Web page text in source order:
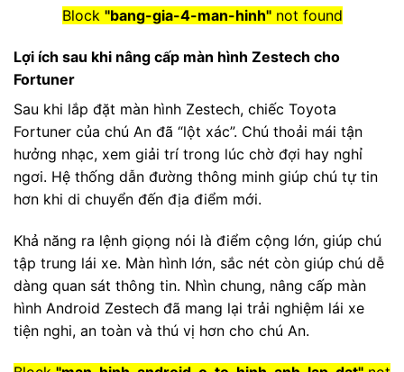
Block "bang-gia-4-man-hinh"not found
Lợi ích sau khi nâng cấp màn hình Zestech cho
Fortuner
Sau khi lắp đặt màn hình Zestech, chiếc Toyota
Fortuner của chú An đã “lột xác”. Chú thoải mái tận
hưởng nhạc, xem giải trí trong lúc chờ đợi hay nghỉ
ngơi. Hệ thống dẫn đường thông minh giúp chú tự tin
hơn khi di chuyển đến địa điểm mới.
Khả năng ra lệnh giọng nói là điểm cộng lớn, giúp chú
tập trung lái xe. Màn hình lớn, sắc nét còn giúp chú dễ
dàng quan sát thông tin. Nhìn chung, nâng cấp màn
hình Android Zestech đã mang lại trải nghiệm lái xe
tiện nghi, an toàn và thú vị hơn cho chú An.